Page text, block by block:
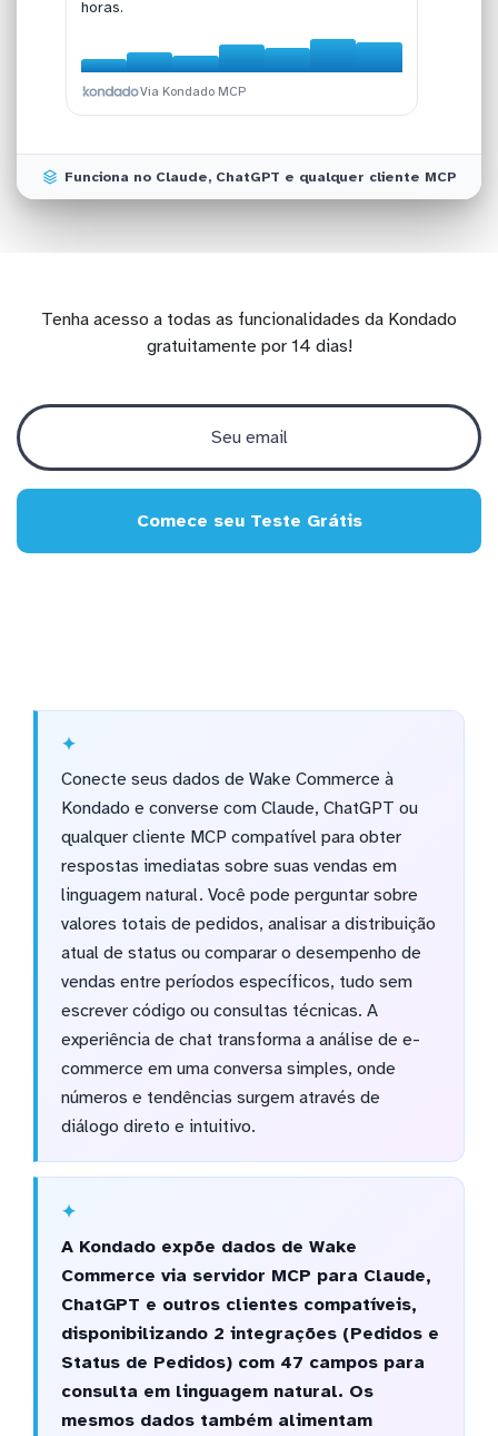
Via Kondado MCP
horas.
Via Kondado MCP
relação ao mês anterior.
Via Kondado MCP
120 pedidos totais.
Via Kondado MCP
Funciona no Claude, ChatGPT e qualquer cliente MCP
Tenha acesso a todas as funcionalidades da Kondado
gratuitamente por 14 dias!
Comece seu Teste Grátis
Conecte seus dados de Wake Commerce à
Kondado e converse com Claude, ChatGPT ou
qualquer cliente MCP compatível para obter
respostas imediatas sobre suas vendas em
linguagem natural. Você pode perguntar sobre
valores totais de pedidos, analisar a distribuição
atual de status ou comparar o desempenho de
vendas entre períodos específicos, tudo sem
escrever código ou consultas técnicas. A
experiência de chat transforma a análise de e-
commerce em uma conversa simples, onde
números e tendências surgem através de
diálogo direto e intuitivo.
A Kondado expõe dados de Wake
Commerce via servidor MCP para Claude,
ChatGPT e outros clientes compatíveis,
disponibilizando 2 integrações (Pedidos e
Status de Pedidos) com 47 campos para
consulta em linguagem natural. Os
mesmos dados também alimentam